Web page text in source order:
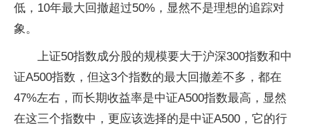
低，10年最大回撤超过50%，显然不是理想的追踪对
象。
上证50指数成分股的规模要大于沪深300指数和中
证A500指数，但这3个指数的最大回撤差不多，都在
47%左右，而长期收益率是中证A500指数最高，显然
在这三个指数中，更应该选择的是中证A500，它的行